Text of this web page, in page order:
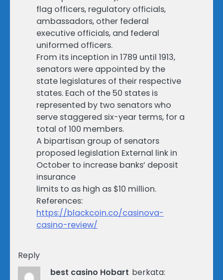
flag officers, regulatory officials,
ambassadors, other federal
executive officials, and federal
uniformed officers.
From its inception in 1789 until 1913,
senators were appointed by the
state legislatures of their respective
states. Each of the 50 states is
represented by two senators who
serve staggered six-year terms, for a
total of 100 members.
A bipartisan group of senators
proposed legislation External link in
October to increase banks’ deposit
insurance
limits to as high as $10 million.
References:
https://blackcoin.co/casinova-
casino-review/
Reply
best casino Hobart berkata: